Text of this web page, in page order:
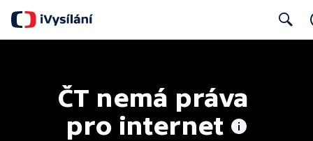
ČT nemá práva
pro internet